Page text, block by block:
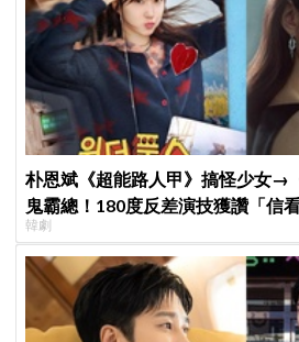
朴恩斌《超能路人甲》搞怪少女→
鬼霸總！180度反差演技獲讚「信看
韓劇